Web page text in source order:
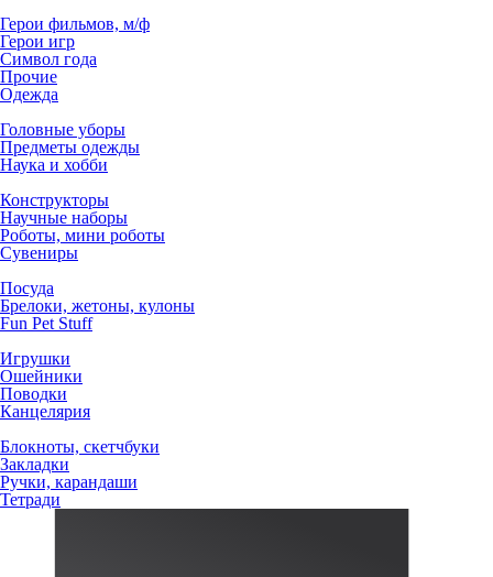
Герои фильмов, м/ф
Герои игр
Символ года
Прочие
Одежда
Головные уборы
Предметы одежды
Наука и хобби
Конструкторы
Научные наборы
Роботы, мини роботы
Сувениры
Посуда
Брелоки, жетоны, кулоны
Fun Pet Stuff
Игрушки
Ошейники
Поводки
Канцелярия
Блокноты, скетчбуки
Закладки
Ручки, карандаши
Тетради